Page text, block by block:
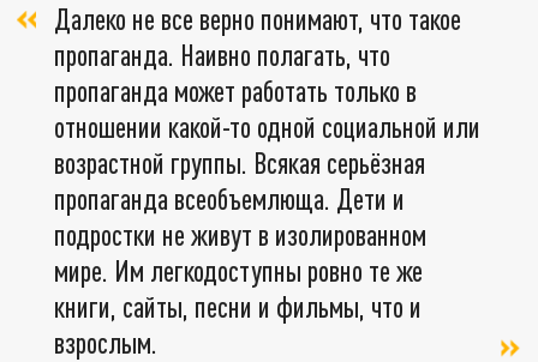
Далеко не все верно понимают, что такое
пропаганда. Наивно полагать, что
пропаганда может работать только в
отношении какой-то одной социальной или
возрастной группы. Всякая серьёзная
пропаганда всеобъемлюща. Дети и
подростки не живут в изолированном
мире. Им легкодоступны ровно те же
книги, сайты, песни и фильмы, что и
взрослым.